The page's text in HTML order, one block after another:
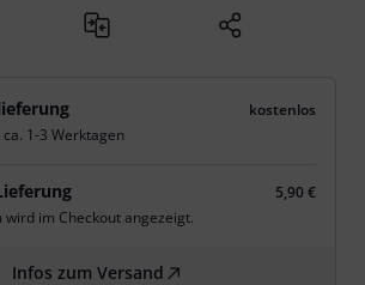
kostenlos
1-3 Werktagen
5,90 €
wird im Checkout angezeigt.
Infos zum Versand